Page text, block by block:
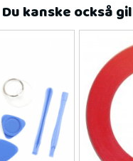
Du kanske också